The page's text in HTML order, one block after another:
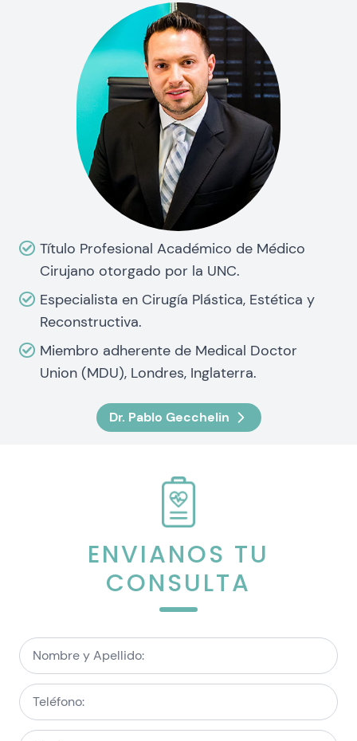
Título Profesional Académico de Médico
Cirujano otorgado por la UNC.
Especialista en Cirugía Plástica, Estética y
Reconstructiva.
Miembro adherente de Medical Doctor
Union (MDU), Londres, Inglaterra.
Dr. Pablo Gecchelin
ENVIANOS TU
CONSULTA